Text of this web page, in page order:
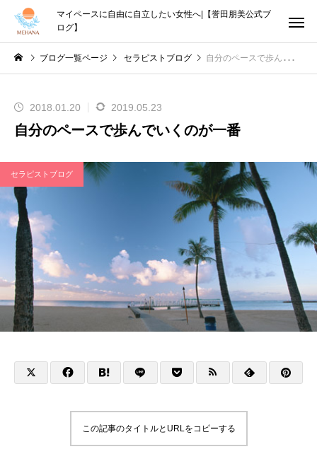
マイペースに自由に自立したい女性へ|【誉田朋美公式ブ
ログ】
ブログ一覧ページ セラピストブログ 自分のペースで歩んでいくのが一番
2018.01.20 2019.05.23
自分のペースで歩んでいくのが一番
セラピストブログ
この記事のタイトルとURLをコピーする